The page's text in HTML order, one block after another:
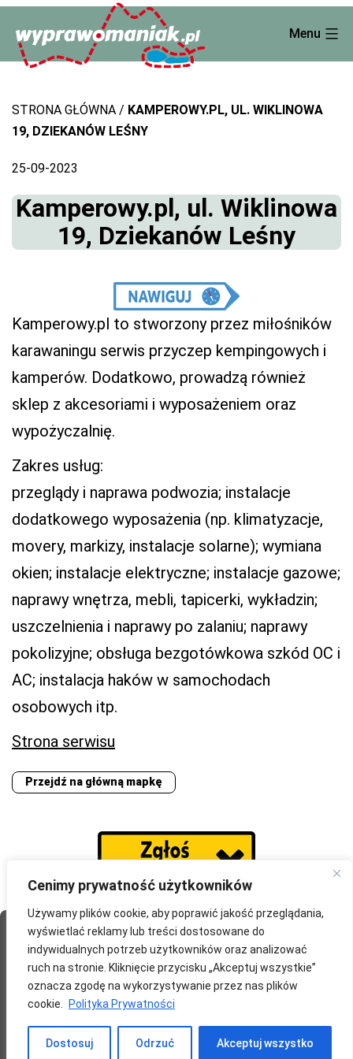
Cenimy prywatność użytkowników
Używamy plików cookie, aby poprawić jakość przeglądania,
wyświetlać reklamy lub treści dostosowane do
indywidualnych potrzeb użytkowników oraz analizować
ruch na stronie. Kliknięcie przycisku „Akceptuj wszystkie”
oznacza zgodę na wykorzystywanie przez nas plików
cookie.
Polityka Prywatności
Dostosuj Odrzuć Akceptuj wszystko
content
Menu
STRONA GŁÓWNA
KAMPEROWY.PL, UL. WIKLINOWA
19, DZIEKANÓW LEŚNY
25-09-2023
Kamperowy.pl, ul. Wiklinowa
19, Dziekanów Leśny
Kamperowy.pl to stworzony przez miłośników
karawaningu serwis przyczep kempingowych i
kamperów. Dodatkowo, prowadzą również
sklep z akcesoriami i wyposażeniem oraz
wypożyczalnię.
Zakres usług:
przeglądy i naprawa podwozia; instalacje
dodatkowego wyposażenia (np. klimatyzacje,
movery, markizy, instalacje solarne); wymiana
okien; instalacje elektryczne; instalacje gazowe;
naprawy wnętrza, mebli, tapicerki, wykładzin;
uszczelnienia i naprawy po zalaniu; naprawy
pokolizyjne; obsługa bezgotówkowa szkód OC i
AC; instalacja haków w samochodach
osobowych itp.
Strona serwisu
Przejdź na główną mapkę
Strona Główna O portalu Współpraca
Partnerzy
Blog Polityka prywatności
redakcja@wyprawomaniak.pl